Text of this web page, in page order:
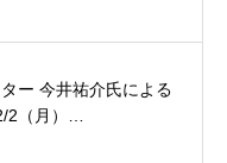
ー 今井祐介氏による
2（月）…